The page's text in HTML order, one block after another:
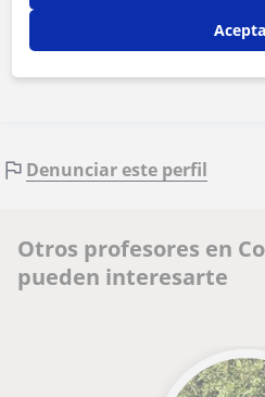
Contactar
Denunciar este perfil
Otros profesores en
pueden interesarte